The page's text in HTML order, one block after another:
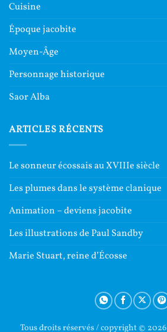
Cuisine
Époque jacobite
Moyen-Âge
Personnage historique
Saor Alba
ARTICLES RÉCENTS
Le sonneur écossais au XVIIIe siècle
Les plumes dans le système clanique
Animation – deviens jacobite
Les illustrations de Paul Sandby
Marie Stuart, reine d’Écosse
Tous droits réservés / copyright © 2026